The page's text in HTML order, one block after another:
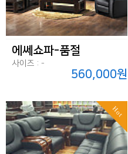
에쎄쇼파-품절
사이즈 : -
560,000원
Hot